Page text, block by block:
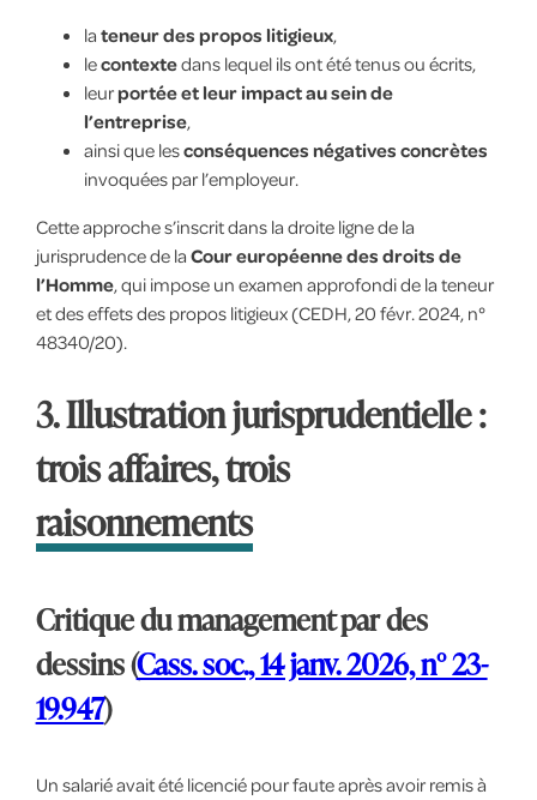
la teneur des propos litigieux,
lecontextedans lequel ils ont été tenus ou écrits,
leurportée et leur impact au sein de
l’entreprise,
ainsi que lesconséquences négatives concrètes
invoquées par l’employeur.
Cette approche s’inscrit dans la droite ligne de la
jurisprudence de la Cour européenne des droits de
l’Homme, qui impose un examen approfondi de la teneur
et des effets des propos litigieux (CEDH, 20 févr. 2024, n°
48340/20).
3. Illustration jurisprudentielle :
trois affaires, trois
raisonnements
Critique du management par des
dessins (Cass. soc., 14 janv. 2026, n° 23-
19.947)
Un salarié avait été licencié pour faute après avoir remis à